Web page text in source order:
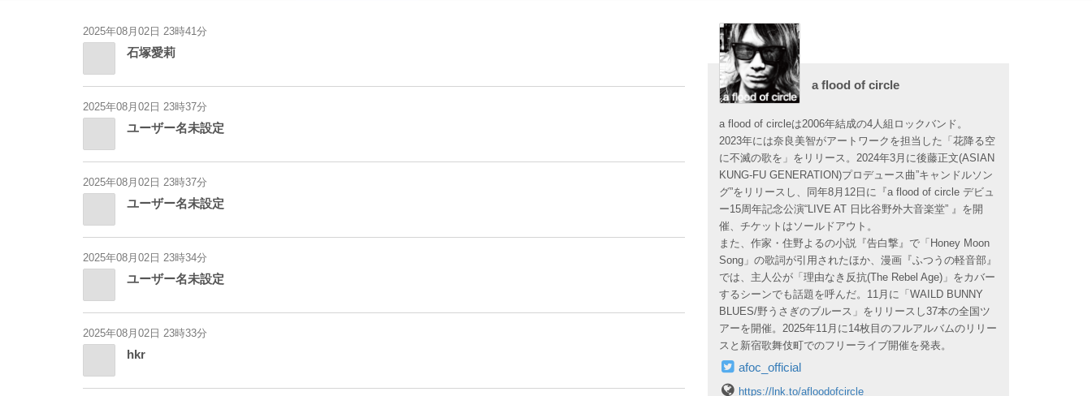
2025年08月02日 23時41分
石塚愛莉
2025年08月02日 23時37分
ユーザー名未設定
2025年08月02日 23時37分
ユーザー名未設定
2025年08月02日 23時34分
ユーザー名未設定
2025年08月02日 23時33分
hkr
a flood of circle
a flood of circleは2006年結成の4人組ロックバンド。
2023年には奈良美智がアートワークを担当した「花降る空
に不滅の歌を」をリリース。2024年3月に後藤正文(ASIAN
KUNG-FU GENERATION)プロデュース曲”キャンドルソン
グ”をリリースし、同年8月12日に『a flood of circle デビュ
ー15周年記念公演“LIVE AT 日比谷野外大音楽堂” 』を開
催、チケットはソールドアウト。
また、作家・住野よるの小説『告白撃』で「Honey Moon
Song」の歌詞が引用されたほか、漫画『ふつうの軽音部』
では、主人公が「理由なき反抗(The Rebel Age)」をカバー
するシーンでも話題を呼んだ。11月に「WAILD BUNNY
BLUES/野うさぎのブルース」をリリースし37本の全国ツ
アーを開催。2025年11月に14枚目のフルアルバムのリリー
スと新宿歌舞伎町でのフリーライブ開催を発表。
afoc_official
https://lnk.to/afloodofcircle